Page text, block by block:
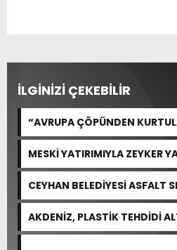
İLGİNİZİ ÇEKEBİLİR
“AVRUPA ÇÖPÜNDEN
FEDA EDEMEZSİNİZ!”
MESKİ YATIRIMIYLA ZEYKER
KAPASİTESİ GÜÇLENDİRİLDİ
CEYHAN BELEDİYESİ ASFALT
AKDENİZ, PLASTİK TEHDİDİ